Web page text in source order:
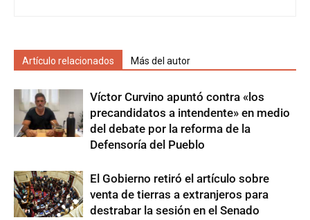
Artículo relacionados Más del autor
Víctor Curvino apuntó contra «los
precandidatos a intendente» en medio
del debate por la reforma de la
Defensoría del Pueblo
El Gobierno retiró el artículo sobre
venta de tierras a extranjeros para
destrabar la sesión en el Senado